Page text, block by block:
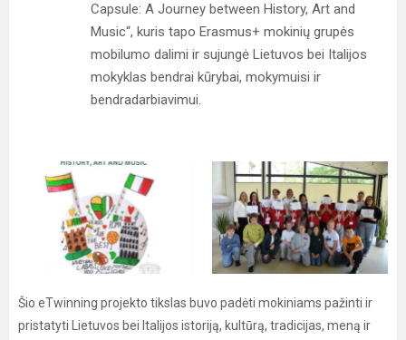
Capsule: A Journey between History, Art and
Music“, kuris tapo Erasmus+ mokinių grupės
mobilumo dalimi ir sujungė Lietuvos bei Italijos
mokyklas bendrai kūrybai, mokymuisi ir
bendradarbiavimui.
Šio eTwinning projekto tikslas buvo padėti mokiniams pažinti ir
pristatyti Lietuvos bei Italijos istoriją, kultūrą, tradicijas, meną ir